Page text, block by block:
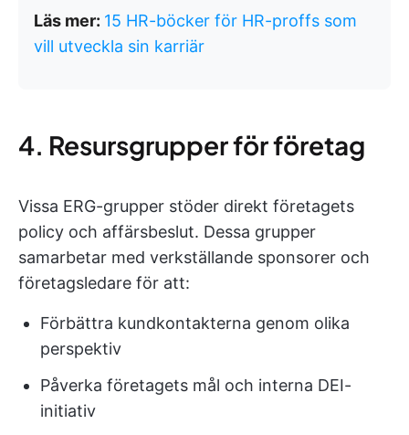
Läs mer: 15 HR-böcker för HR-proffs som
vill utveckla sin karriär
4. Resursgrupper för företag
Vissa ERG-grupper stöder direkt företagets
policy och affärsbeslut. Dessa grupper
samarbetar med verkställande sponsorer och
företagsledare för att:
Förbättra kundkontakterna genom olika
perspektiv
Påverka företagets mål och interna DEI-
initiativ